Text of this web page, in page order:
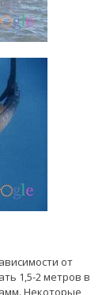
от
1,5-2 метров в
Некоторые